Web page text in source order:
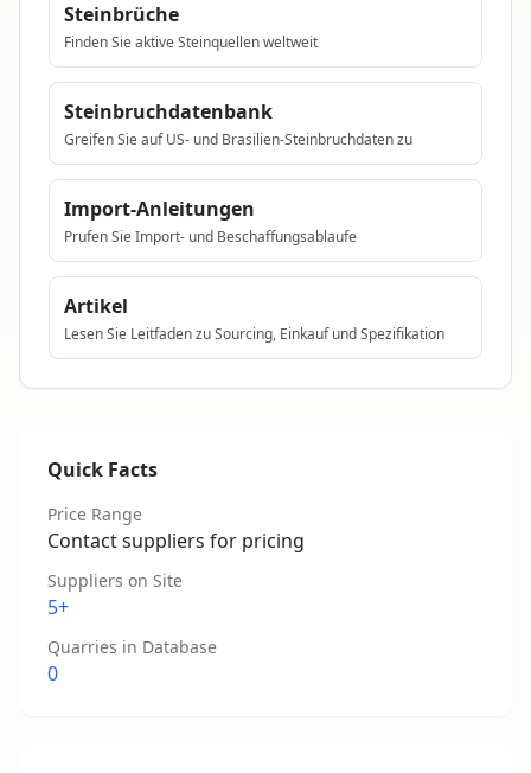
Steinbrüche
Finden Sie aktive Steinquellen weltweit
Steinbruchdatenbank
Greifen Sie auf US- und Brasilien-Steinbruchdaten zu
Import-Anleitungen
Prufen Sie Import- und Beschaffungsablaufe
Artikel
Lesen Sie Leitfaden zu Sourcing, Einkauf und Spezifikation
Quick Facts
Price Range
Contact suppliers for pricing
Suppliers on Site
5+
Quarries in Database
0